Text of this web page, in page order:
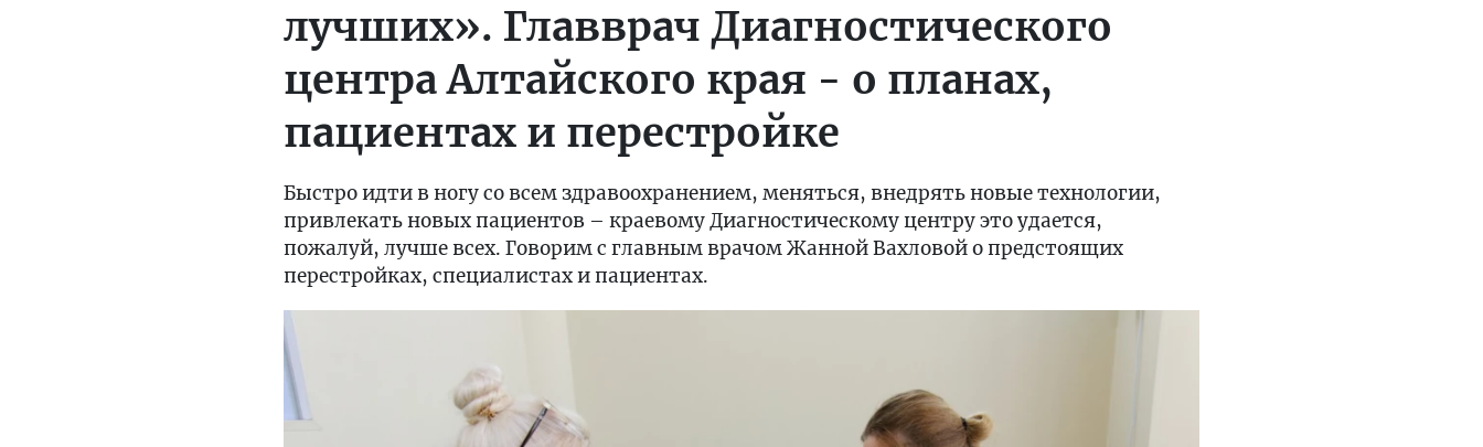
лучших». Главврач Диагностического
центра Алтайского края - о планах,
пациентах и перестройке
Быстро идти в ногу со всем здравоохранением, меняться, внедрять новые технологии,
привлекать новых пациентов – краевому Диагностическому центру это удается,
пожалуй, лучше всех. Говорим с главным врачом Жанной Вахловой о предстоящих
перестройках, специалистах и пациентах.